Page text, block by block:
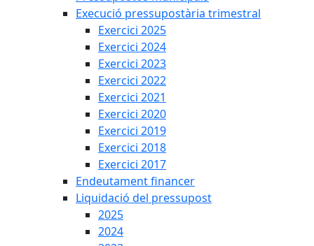
Execució pressupostària trimestral
Exercici 2025
Exercici 2024
Exercici 2023
Exercici 2022
Exercici 2021
Exercici 2020
Exercici 2019
Exercici 2018
Exercici 2017
Endeutament financer
Liquidació del pressupost
2025
2024